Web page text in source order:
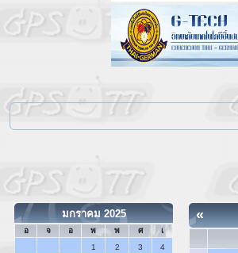
มกราคม 2025
อ จ อ พ พ ศ
เ
1
2 3 4
«